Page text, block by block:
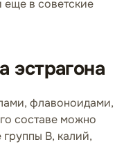
еще в советские
эстрагона
флавоноидами,
составе можно
В, калий,